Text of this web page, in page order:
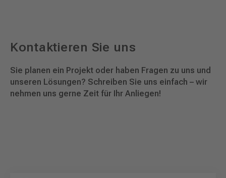
Kontaktieren Sie uns
Sie planen ein Projekt oder haben Fragen zu uns und
unseren Lösungen? Schreiben Sie uns einfach – wir
nehmen uns gerne Zeit für Ihr Anliegen!